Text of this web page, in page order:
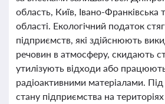
область, Київ, Івано-Франківська
області. Екологічний податок
підприємств, які здійснюють
речовин в атмосферу, скидають
утилізують відходи або працюють
радіоактивними матеріалами.
стану підприємства на